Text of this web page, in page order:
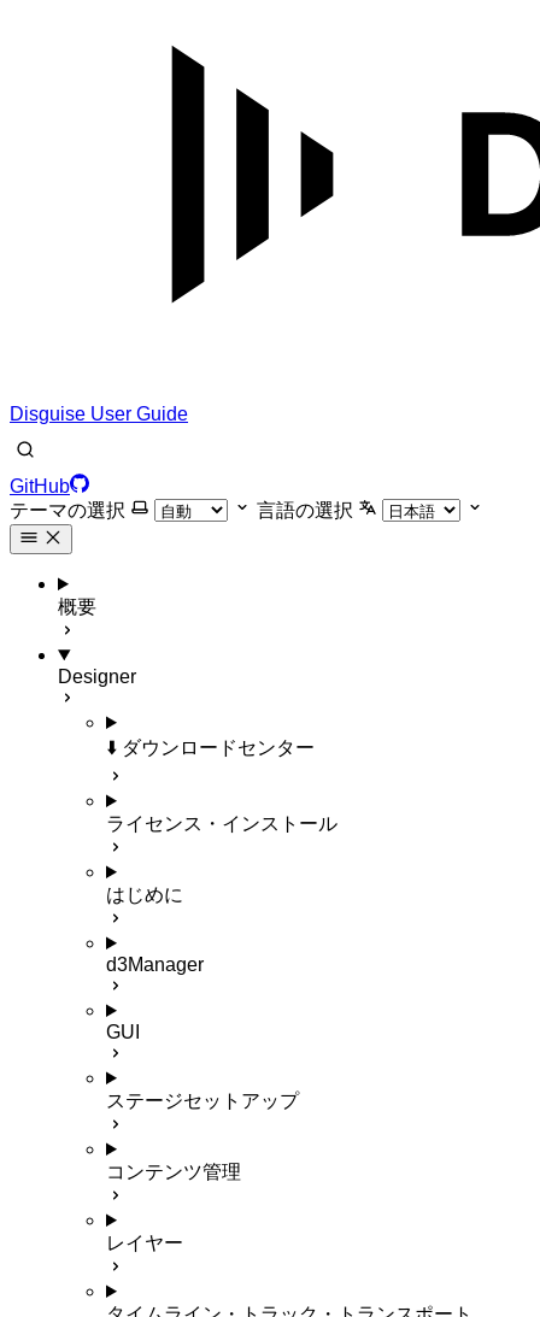
Disguise User Guide
GitHub
テーマの選択
言語の選択
概要
Designer
⬇️ ダウンロードセンター
ライセンス・インストール
はじめに
d3Manager
GUI
ステージセットアップ
コンテンツ管理
レイヤー